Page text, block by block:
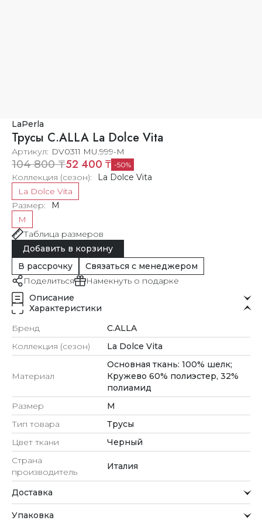
LaPerla
Трусы C.ALLA La Dolce Vita
Артикул DV0311 MU.999-M
104 800 ₸52 400 ₸ 50
Коллекция (сезон)
La Dolce Vita
La Dolce Vita
Размер
M
M
Таблица размеров
Добавить в корзину
В рассрочку
Связаться с менеджером
Поделиться
Намекнуть о подарке
Описание
Характеристики
Бренд
C.ALLA
Коллекция (сезон)
La Dolce Vita
Материал
Основная ткань: 100% шелк;
Кружево 60% полиэстер, 32%
полиамид
Размер
M
Тип товара
Трусы
Цвет ткани
Черный
Страна
производитель
Италия
Доставка
Мы стремимся обрабатывать заказы максимально
Упаковка